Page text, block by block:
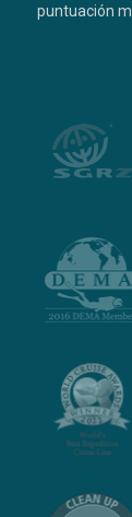
puntuación